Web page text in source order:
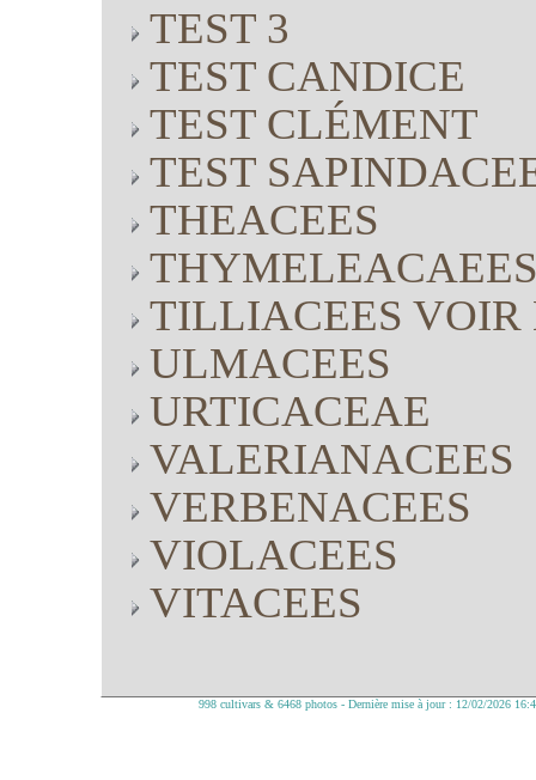
TEST 3
TEST CANDICE
TEST CLÉMENT
TEST
THEACEES
TILLIACEES VOIR
ULMACEES
URTICACEAE
VALERIANACEES
VERBENACEES
VIOLACEES
VITACEES
998 cultivars & 6468 photos - Dernière mise à jour : 12/02/2026